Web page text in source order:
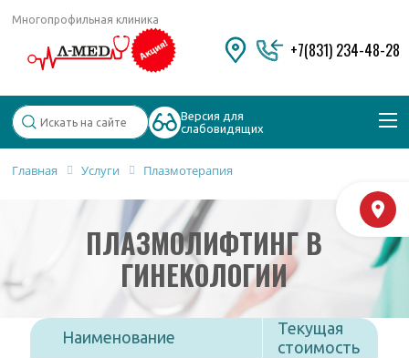
Многопрофильная клиника
Версия для
слабовидящих
+7(831) 234-48-28
Колоноскопия и ФГДС
Дерматолог
Косметология
Удаление бородавок
Главная Услуги Плазмотерапия
ПЛАЗМОЛИФТИНГ В
ГИНЕКОЛОГИИ
Наименование
Текущая
стоимость